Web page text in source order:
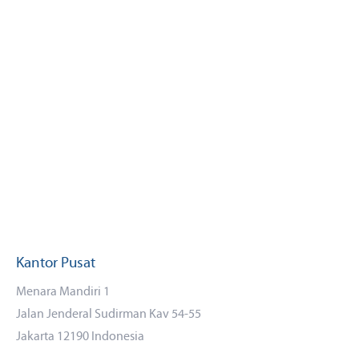
Kantor Pusat
Menara Mandiri 1
Jalan Jenderal Sudirman Kav 54-55
Jakarta 12190 Indonesia